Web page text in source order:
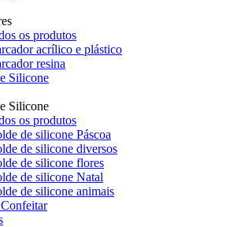
os produtos
acrílico e plástico
resina
Silicone
Silicone
os produtos
de silicone Páscoa
de silicone diversos
de silicone flores
de silicone Natal
de silicone animais